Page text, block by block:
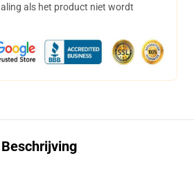
als het product niet wordt
Beschrijving